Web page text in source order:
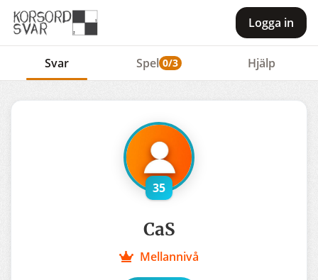
Logga in
Svar Spel 0/3 Hjälp
35
CaS
Mellannivå